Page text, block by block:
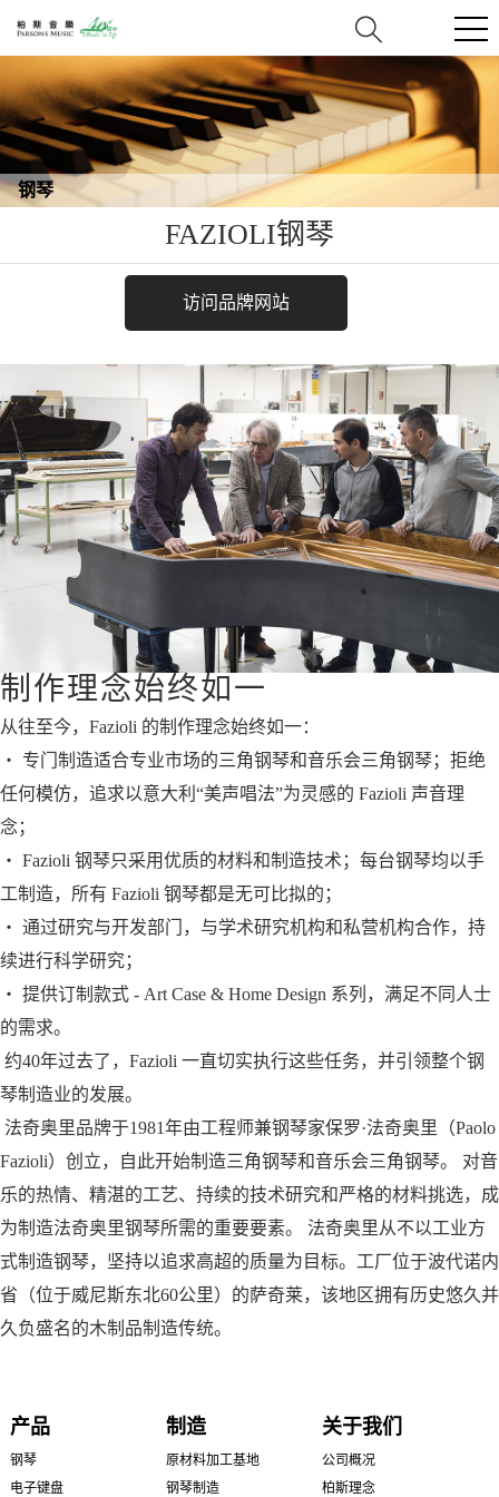
钢琴
FAZIOLI钢琴
访问品牌网站
制作理念始终如一
从往至今，Fazioli 的制作理念始终如一：
‧ 专门制造适合专业市场的三角钢琴和音乐会三角钢琴；拒绝
任何模仿，追求以意大利“美声唱法”为灵感的 Fazioli 声音理
念；
‧ Fazioli 钢琴只采用优质的材料和制造技术；每台钢琴均以手
工制造，所有 Fazioli 钢琴都是无可比拟的；
‧ 通过研究与开发部门，与学术研究机构和私营机构合作，持
续进行科学研究；
‧ 提供订制款式 - Art Case & Home Design 系列，满足不同人士
的需求。
约40年过去了，Fazioli 一直切实执行这些任务，并引领整个钢
琴制造业的发展。
法奇奥里品牌于1981年由工程师兼钢琴家保罗·法奇奥里（Paolo
Fazioli）创立，自此开始制造三角钢琴和音乐会三角钢琴。 对音
乐的热情、精湛的工艺、持续的技术研究和严格的材料挑选，成
为制造法奇奥里钢琴所需的重要要素。 法奇奥里从不以工业方
式制造钢琴，坚持以追求高超的质量为目标。工厂位于波代诺内
省（位于威尼斯东北60公里）的萨奇莱，该地区拥有历史悠久并
久负盛名的木制品制造传统。
产品
钢琴
电子键盘
制造
原材料加工基地
钢琴制造
关于我们
公司概况
柏斯理念